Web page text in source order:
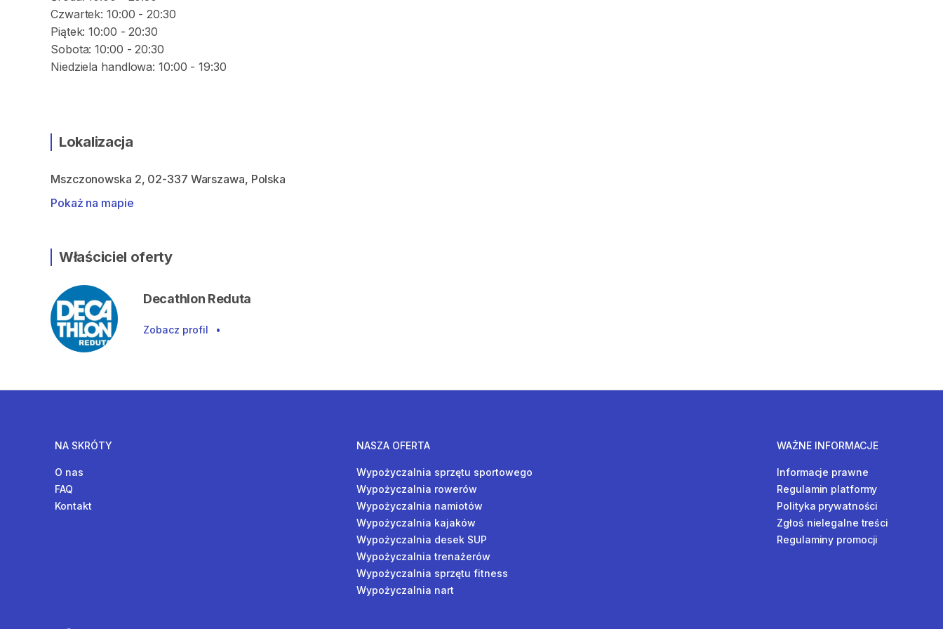
Czwartek: 10:00 - 20:30
Piątek: 10:00 - 20:30
Sobota: 10:00 - 20:30
Lokalizacja
Mszczonowska 2, 02-337 Warszawa, Polska
Pokaż na mapie
Właściciel oferty
Decathlon Reduta
Zobacz profil •
NA SKRÓTY
O nas
FAQ
Kontakt
NASZA OFERTA
Wypożyczalnia sprzętu sportowego
Wypożyczalnia rowerów
Wypożyczalnia namiotów
Wypożyczalnia kajaków
Wypożyczalnia desek SUP
Wypożyczalnia trenażerów
Wypożyczalnia sprzętu fitness
Wypożyczalnia nart
WAŻNE INFORMACJE
Informacje prawne
Regulamin platformy
Polityka prywatności
Zgłoś nielegalne treści
Regulaminy promocji